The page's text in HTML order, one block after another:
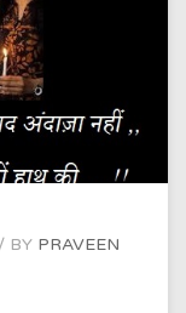
BY PRAVEEN